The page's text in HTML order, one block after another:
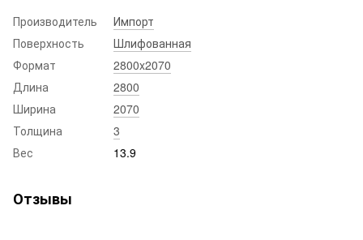
Производитель
Импорт
Поверхность
Шлифованная
Формат
2800x2070
Длина
2800
Ширина
2070
Толщина
3
Вес
13.9
Отзывы